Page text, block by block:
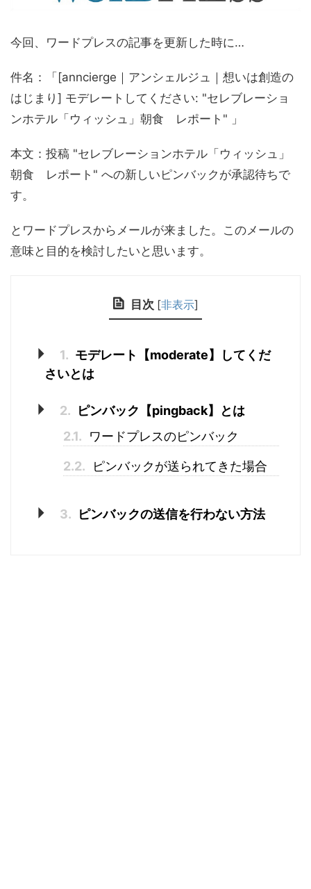
今回、ワードプレスの記事を更新した時に…
件名：「 [anncierge｜アンシェルジュ｜想いは創造の
はじまり] モデレートしてください: "セレブレーショ
ンホテル「ウィッシュ」朝食 レポート" 」
本文：投稿 "セレブレーションホテル「ウィッシュ」
朝食 レポート" への新しいピンバックが承認待ちで
す。
とワードプレスからメールが来ました。このメールの
意味と目的を検討したいと思います。
目次 [非表示]
1. モデレート【moderate】してくだ
さいとは
2.
ピンバック【pingback】とは
2.1.
ワードプレスのピンバック
2.2. ピンバックが送られてきた場合
3. ピンバックの送信を行わない方法